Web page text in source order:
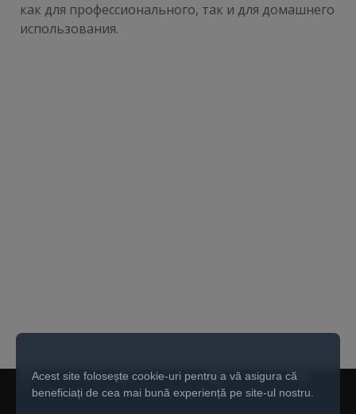
как для профессионального, так и для домашнего
использования.
Acest site folosește cookie-uri pentru a vă asigura că
beneficiați de cea mai bună experiență pe site-ul nostru.